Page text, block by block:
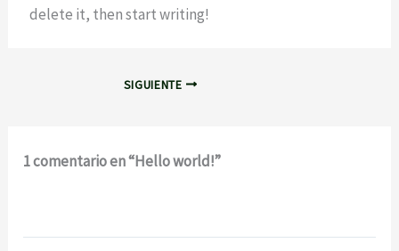
delete it, then start writing!
SIGUIENTE
1 comentario en “Hello world!”